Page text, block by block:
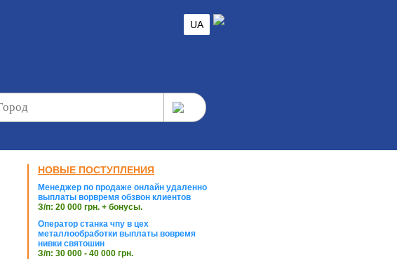
UA
НОВЫЕ ПОСТУПЛЕНИЯ
Менеджер по продаже онлайн удаленно
выплаты ворвремя обзвон клиентов
З/п: 20 000 грн. + бонусы.
Оператор станка чпу в цех
металлообработки выплаты вовремя
нивки святошин
З/п: 30 000 - 40 000 грн.